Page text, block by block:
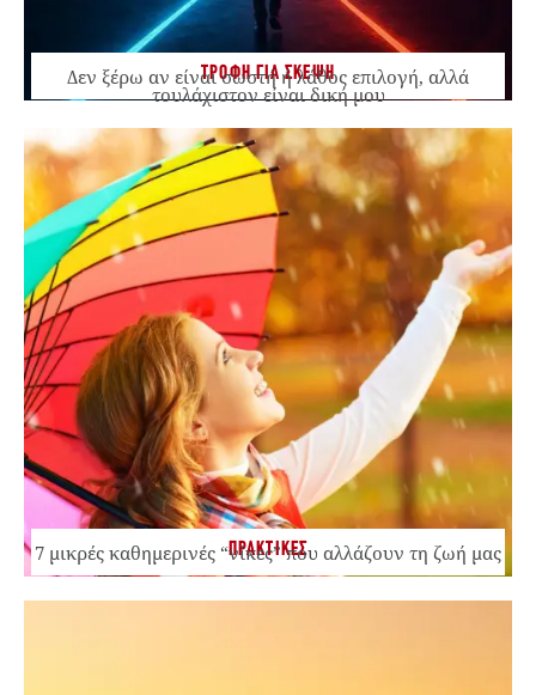
ΤΡΟΦΗ ΓΙΑ ΣΚΕΨΗ
Δεν ξέρω αν είναι σωστή ή λάθος επιλογή, αλλά
τουλάχιστον είναι δική μου
ΠΡΑΚΤΙΚΕΣ
7 μικρές καθημερινές “νίκες” που αλλάζουν τη ζωή μας